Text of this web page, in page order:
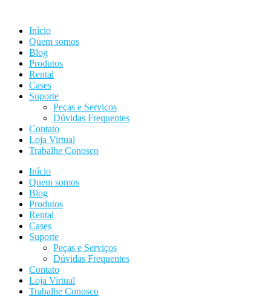
conteúdo
Início
Quem somos
Blog
Produtos
Rental
Cases
Suporte
Peças e Serviços
Dúvidas Frequentes
Contato
Loja Virtual
Trabalhe Conosco
Início
Quem somos
Blog
Produtos
Rental
Cases
Suporte
Peças e Serviços
Dúvidas Frequentes
Contato
Loja Virtual
Trabalhe Conosco